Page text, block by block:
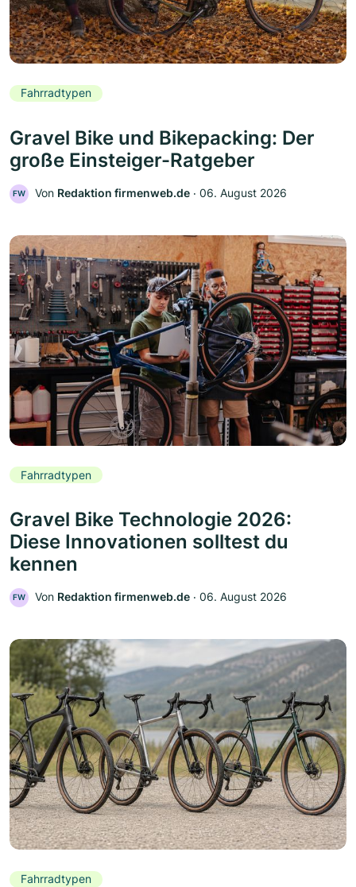
Fahrradtypen
Gravel Bike und Bikepacking: Der
große Einsteiger-Ratgeber
FW Von Redaktion firmenweb.de ‧ 06. August 2026
Fahrradtypen
Gravel Bike Technologie 2026:
Diese Innovationen solltest du
kennen
FW Von Redaktion firmenweb.de ‧ 06. August 2026
Fahrradtypen